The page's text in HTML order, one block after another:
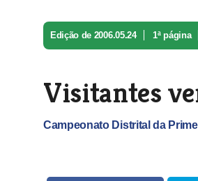
Edição de 2006.05.24 1ª página
Visitantes
Campeonato Distrital da